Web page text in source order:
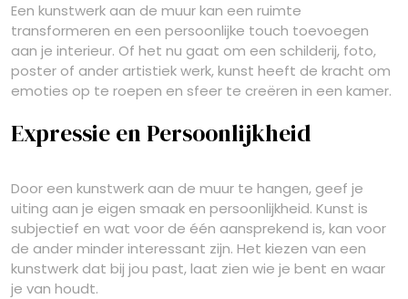
Een kunstwerk aan de muur kan een ruimte
transformeren en een persoonlijke touch toevoegen
aan je interieur. Of het nu gaat om een schilderij, foto,
poster of ander artistiek werk, kunst heeft de kracht om
emoties op te roepen en sfeer te creëren in een kamer.
Expressie en Persoonlijkheid
Door een kunstwerk aan de muur te hangen, geef je
uiting aan je eigen smaak en persoonlijkheid. Kunst is
subjectief en wat voor de één aansprekend is, kan voor
de ander minder interessant zijn. Het kiezen van een
kunstwerk dat bij jou past, laat zien wie je bent en waar
je van houdt.